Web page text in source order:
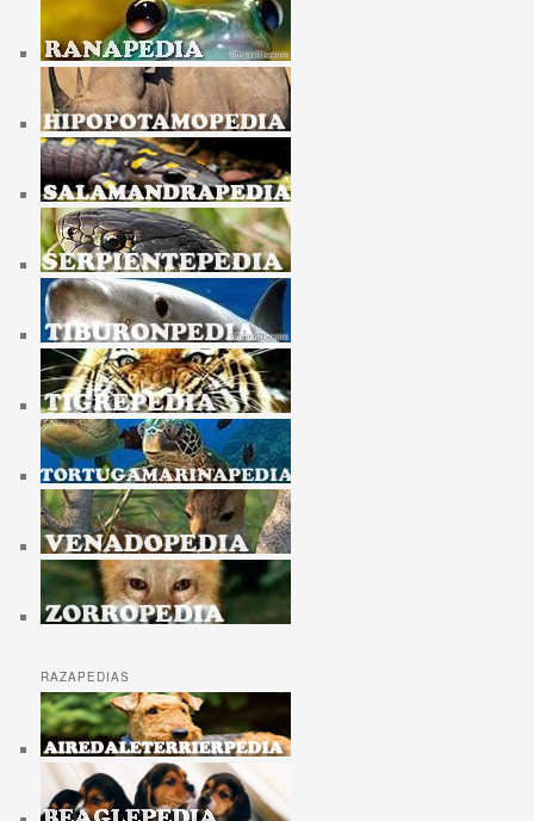
RAZAPEDIAS